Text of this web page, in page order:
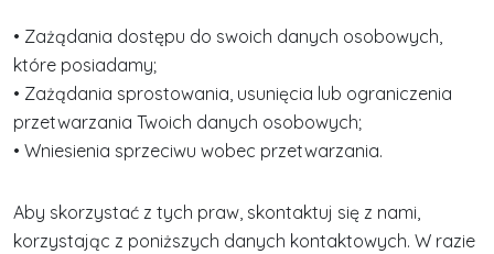
• Zażądania dostępu do swoich danych osobowych,
które posiadamy;
• Zażądania sprostowania, usunięcia lub ograniczenia
przetwarzania Twoich danych osobowych;
• Wniesienia sprzeciwu wobec przetwarzania.
Aby skorzystać z tych praw, skontaktuj się z nami,
korzystając z poniższych danych kontaktowych. W razie